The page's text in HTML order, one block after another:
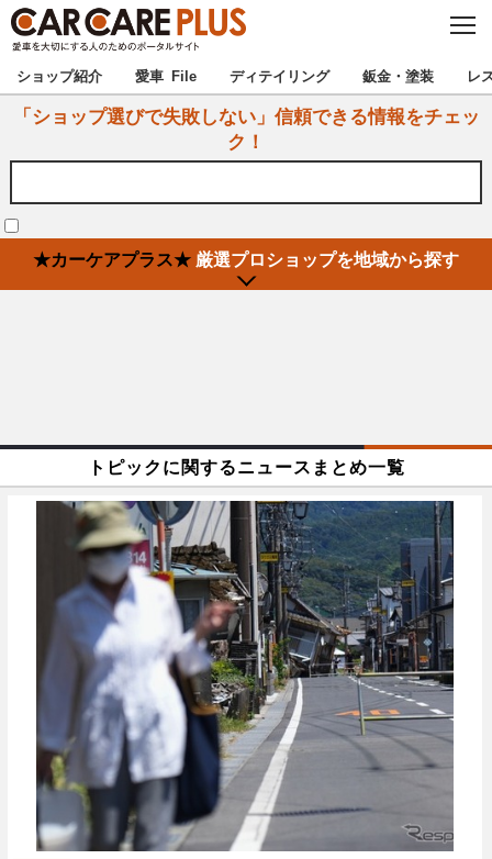
C
S
E
★カーケアプラス認定★ 厳選プロショップを地域から探す
北海道 東北
東海 関西
注目の記事
ショップレポート 愛車 File
自動車豆知識 ストップ！不具合修理＆粗悪修理
鈑金・塗装
ディテイリング
ディテイリング 洗車
ヘッドライト磨き コーティング
フィルム・ラッピング
鈑金・塗装
小キズ直し 防錆
特集記事
ストップ 不具合修理＆粗悪修理
カーメーカー「旧車」関連プロジェ
クト
コラム
ショップ紹介
ショップレポート プロショップ検索
カーメーカー「旧車」関連プロジ
ェクト
コラム
インタビュー
イベント告知 イベントレポート
ショップ紹介 愛車 File ディテイリング 鈑金・塗装 レ
「ショップ選びで失敗しない」信頼できる情報をチェッ
ク！
★カーケアプラス★ 厳選プロショップを地域から探す
トピックに関するニュースまとめ一覧